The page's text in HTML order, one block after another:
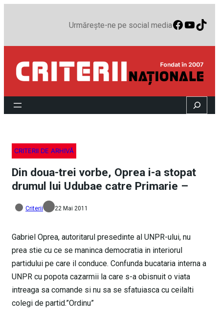
Urmărește-ne pe social media
Search
CRITERII DE ARHIVĂ
Din doua-trei vorbe, Oprea i-a stopat
drumul lui Udubae catre Primarie –
Criterii 22 Mai 2011
Gabriel Oprea, autoritarul presedinte al UNPR-ului, nu
prea stie cu ce se maninca democratia in interiorul
partidului pe care il conduce. Confunda bucataria interna a
UNPR cu popota cazarmii la care s-a obisnuit o viata
intreaga sa comande si nu sa se sfatuiasca cu ceilalti
colegi de partid.”Ordinu”